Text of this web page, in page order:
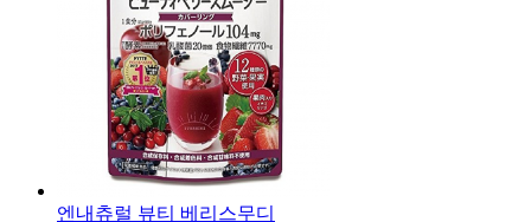
엔내츄럴 뷰티 베리스무디